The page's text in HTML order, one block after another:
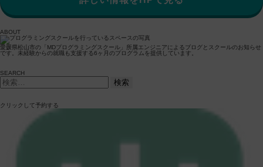
ABOUT
愛媛県松山市の「MDプログラミングスクール」所属エンジニアによるブログとスクールのお知らせ
です。未経験からの就職も支援する6ヶ月のプログラムを提供しています。
SEARCH
検
索:
クリックして予約する